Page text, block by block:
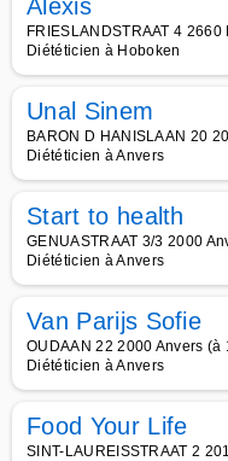
Alexis
FRIESLANDSTRAAT 4
Diététicien à Hoboken
Unal Sinem
BARON D HANISLAAN 20
Diététicien à Anvers
Start to health
GENUASTRAAT 3/3 2000
Diététicien à Anvers
Van Parijs Sofie
OUDAAN 22 2000 Anvers (à
Diététicien à Anvers
Food Your Life
SINT-LAUREISSTRAAT 2